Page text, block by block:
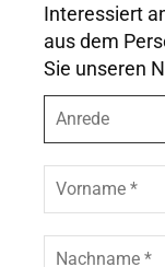
Interessiert
aus dem
Sie unseren
r
e
e
r
n